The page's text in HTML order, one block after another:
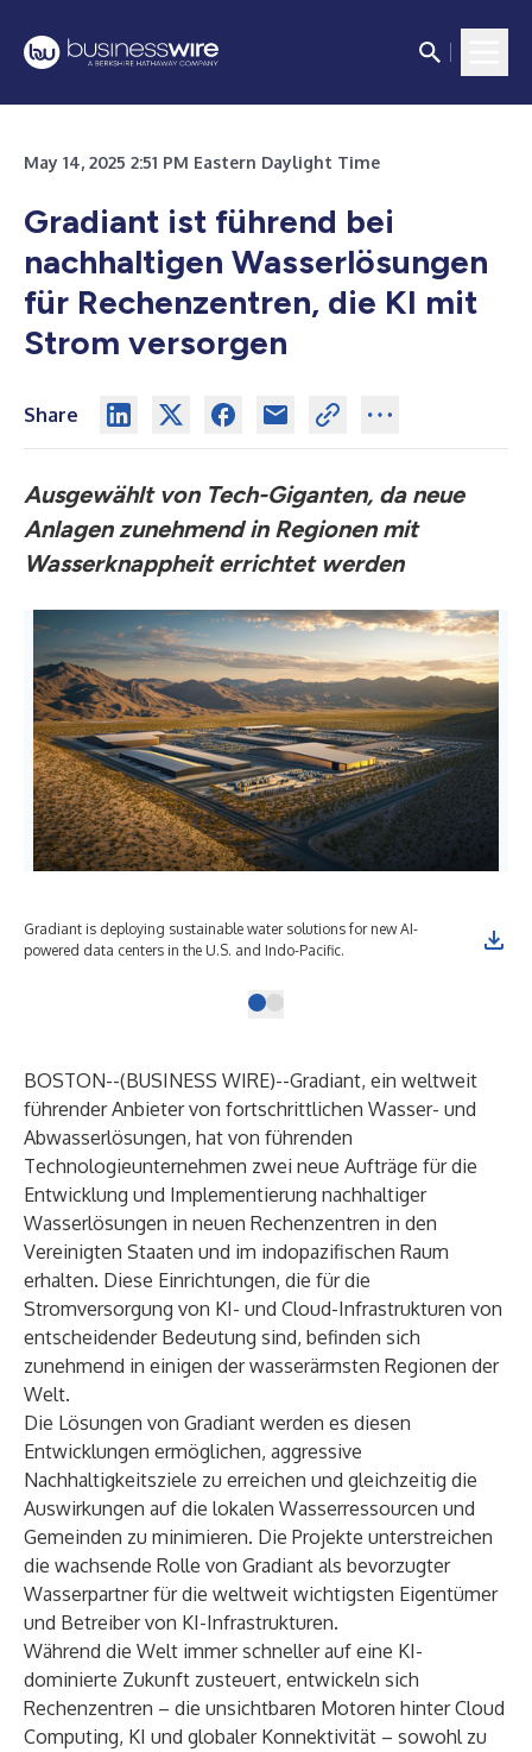
May 14, 2025 2:51 PM Eastern Daylight Time
Gradiant ist führend bei
nachhaltigen Wasserlösungen
für Rechenzentren, die KI mit
Strom versorgen
Share
Ausgewählt von Tech-Giganten, da neue
Anlagen zunehmend in Regionen mit
Wasserknappheit errichtet werden
Gradiant is deploying sustainable water solutions for new AI-
powered data centers in the U.S. and Indo-Pacific.
BOSTON--(BUSINESS WIRE)--Gradiant, ein weltweit
führender Anbieter von fortschrittlichen Wasser- und
Abwasserlösungen, hat von führenden
Technologieunternehmen zwei neue Aufträge für die
Entwicklung und Implementierung nachhaltiger
Wasserlösungen in neuen Rechenzentren in den
Vereinigten Staaten und im indopazifischen Raum
erhalten. Diese Einrichtungen, die für die
Stromversorgung von KI- und Cloud-Infrastrukturen von
entscheidender Bedeutung sind, befinden sich
zunehmend in einigen derwasserärmsten Regionen der
Welt.
Die Lösungen von Gradiant werden es diesen
Entwicklungen ermöglichen, aggressive
Nachhaltigkeitsziele zu erreichen und gleichzeitig die
Auswirkungen auf die lokalen Wasserressourcen und
Gemeinden zu minimieren. Die Projekte unterstreichen
die wachsende Rolle von Gradiant als bevorzugter
Wasserpartner für die weltweit wichtigsten Eigentümer
und Betreiber von KI-Infrastrukturen.
Während die Welt immer schneller auf eine KI-
dominierte Zukunft zusteuert, entwickeln sich
Rechenzentren – die unsichtbaren Motoren hinter Cloud
Computing, KI und globaler Konnektivität – sowohl zu